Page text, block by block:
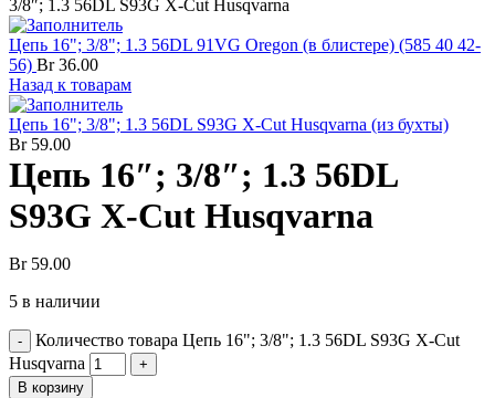
3/8″; 1.3 56DL S93G X-Cut Husqvarna
Цепь 16"; 3/8"; 1.3 56DL 91VG Oregon (в блистере) (585 40 42-
56) Br36.00
Назад к товарам
Цепь 16"; 3/8"; 1.3 56DL S93G X-Cut Husqvarna (из бухты)
Br59.00
Цепь 16″; 3/8″; 1.3 56DL
S93G X-Cut Husqvarna
Br59.00
5 в наличии
Количество товара Цепь 16"; 3/8"; 1.3 56DL S93G X-Cut
Husqvarna
В корзину